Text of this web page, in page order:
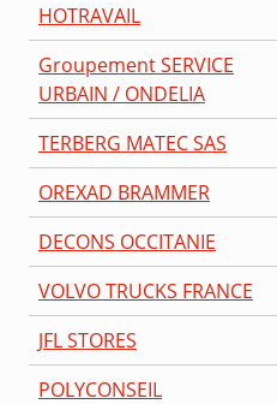
HOTRAVAIL
Groupement SERVICE
URBAIN / ONDELIA
TERBERG MATEC SAS
OREXAD BRAMMER
DECONS OCCITANIE
VOLVO TRUCKS FRANCE
JFL STORES
POLYCONSEIL